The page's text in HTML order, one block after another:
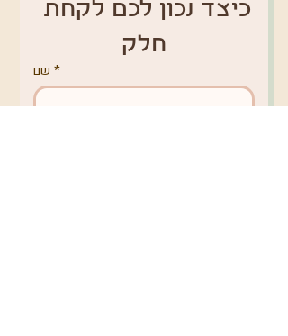
חלק
שם *